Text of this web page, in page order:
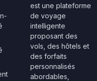
est une plateforme
de voyage
intelligente
proposant des
vols, des hôtels et
des forfaits
personnalisés
abordables,